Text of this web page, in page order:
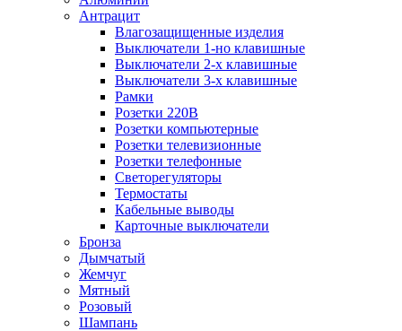
Антрацит
Влагозащищенные изделия
Выключатели 1-но клавишные
Выключатели 2-х клавишные
Выключатели 3-х клавишные
Рамки
Розетки 220В
Розетки компьютерные
Розетки телевизионные
Розетки телефонные
Светорегуляторы
Термостаты
Кабельные выводы
Карточные выключатели
Бронза
Дымчатый
Жемчуг
Мятный
Розовый
Шампань